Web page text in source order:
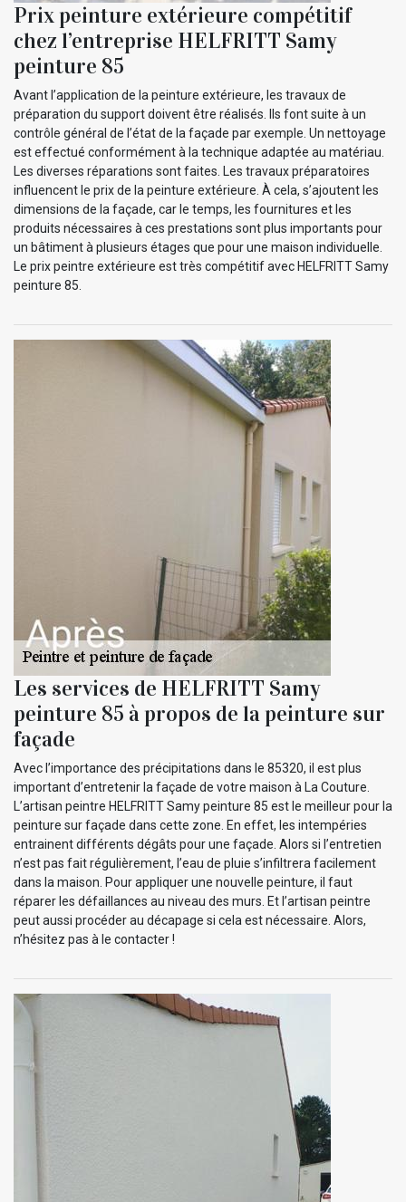
Prix peinture extérieure compétitif
chez l’entreprise HELFRITT Samy
peinture 85
Avant l’application de la peinture extérieure, les travaux de
préparation du support doivent être réalisés. Ils font suite à un
contrôle général de l’état de la façade par exemple. Un nettoyage
est effectué conformément à la technique adaptée au matériau.
Les diverses réparations sont faites. Les travaux préparatoires
influencent le prix de la peinture extérieure. À cela, s’ajoutent les
dimensions de la façade, car le temps, les fournitures et les
produits nécessaires à ces prestations sont plus importants pour
un bâtiment à plusieurs étages que pour une maison individuelle.
Le prix peintre extérieure est très compétitif avec HELFRITT Samy
peinture 85.
Les services de HELFRITT Samy
peinture 85 à propos de la peinture sur
façade
Avec l’importance des précipitations dans le 85320, il est plus
important d’entretenir la façade de votre maison à La Couture.
L’artisan peintre HELFRITT Samy peinture 85 est le meilleur pour la
peinture sur façade dans cette zone. En effet, les intempéries
entrainent différents dégâts pour une façade. Alors si l’entretien
n’est pas fait régulièrement, l’eau de pluie s’infiltrera facilement
dans la maison. Pour appliquer une nouvelle peinture, il faut
réparer les défaillances au niveau des murs. Et l’artisan peintre
peut aussi procéder au décapage si cela est nécessaire. Alors,
n’hésitez pas à le contacter !